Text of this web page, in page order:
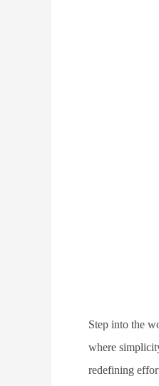
Step into the
where
redefining